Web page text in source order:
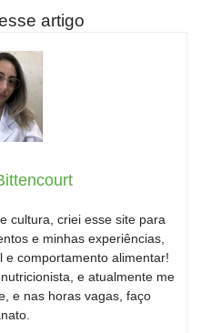
artigo
cultura, criei esse site para
e minhas experiências,
e comportamento alimentar!
e atualmente me
e nas horas vagas, faço